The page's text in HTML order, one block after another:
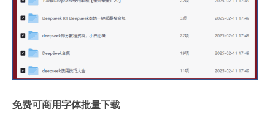
免费可商用字体批量下载